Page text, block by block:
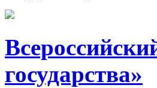
государства»